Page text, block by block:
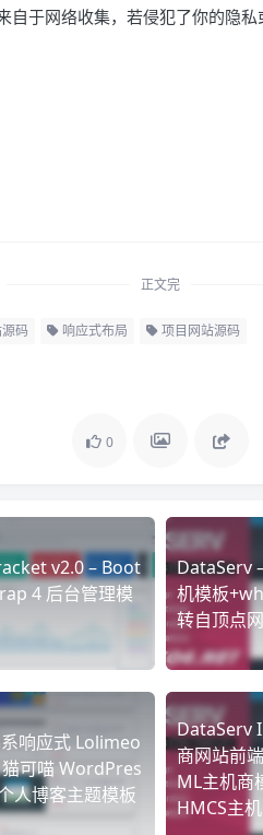
自于网络收集，若侵犯了你的隐
正文完
码 响应式布局 项目网站源码
0
v2.0 – Boot
4 后台管理模
DataServ
机模板
转自顶点网
响应式 Lolimeo
可喵 WordPres
人博客主题模板
DataServ
商网站前
ML主机商
HMCS主